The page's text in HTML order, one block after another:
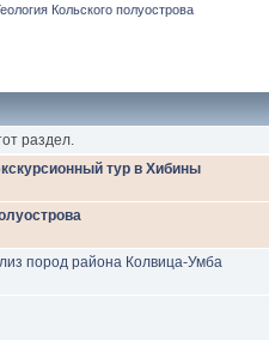
Кольского полуострова
раздел.
тур в Хибины
пород района Колвица-Умба